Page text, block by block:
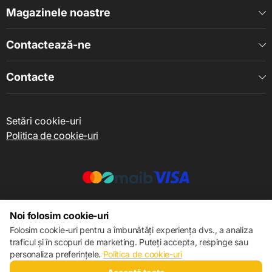
aparat foto
Matricea
Unghi de vedere
140 ° (diagonală)
Mod de noapte
există
există
Materialul obiectivului
Magazinele noastre
Contactează-ne
Contacte
Setări cookie-uri
Politica de cookie-uri
Noi folosim cookie-uri
Folosim cookie-uri pentru a îmbunătăți experiența dvs., a analiza
traficul și în scopuri de marketing. Puteți accepta, respinge sau
personaliza preferințele. Politica de cookie-uri